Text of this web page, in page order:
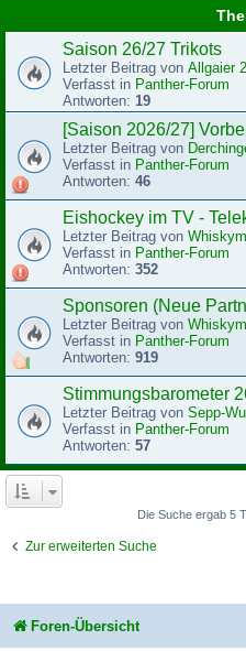
Saison 26/27 Trikots
Letzter Beitrag von Allgaier
Verfasst in Panther-Forum
Antworten: 19
[Saison 2026/27]
Letzter Beitrag von
Verfasst in Panther-Forum
Antworten: 46
Eishockey im TV -
Letzter Beitrag von
Verfasst in Panther-Forum
Antworten: 352
Sponsoren (Neue
Letzter Beitrag von
Verfasst in Panther-Forum
Antworten: 919
Stimmungsbarometer
Letzter Beitrag von Sepp-
Verfasst in Panther-Forum
Antworten: 57
Die Suche ergab 5
Zur erweiterten Suche
Foren-Übersicht